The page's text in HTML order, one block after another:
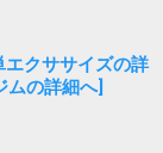
エクササイズの詳
ムの詳細へ]